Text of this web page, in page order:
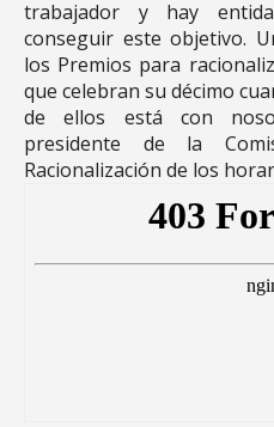
trabajador y hay
conseguir este objetivo.
los Premios para
que celebran su décimo
de ellos está con
presidente de la
Racionalización de los